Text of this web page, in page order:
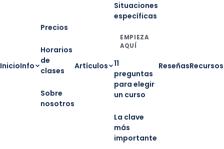
InicioInfo
Precios
Horarios
de
clases
Sobre
nosotros
Artículos
Situaciones
específicas
EMPIEZA
AQUÍ
11
preguntas
para elegir
un curso
La clave
más
importante
ReseñasRecursos